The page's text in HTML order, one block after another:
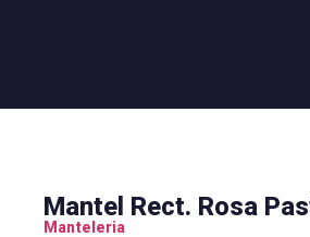
Mantel Rect. Rosa
Manteleria